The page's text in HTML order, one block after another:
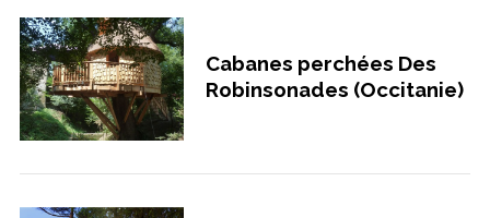
Cabanes perchées Des
Robinsonades (Occitanie)